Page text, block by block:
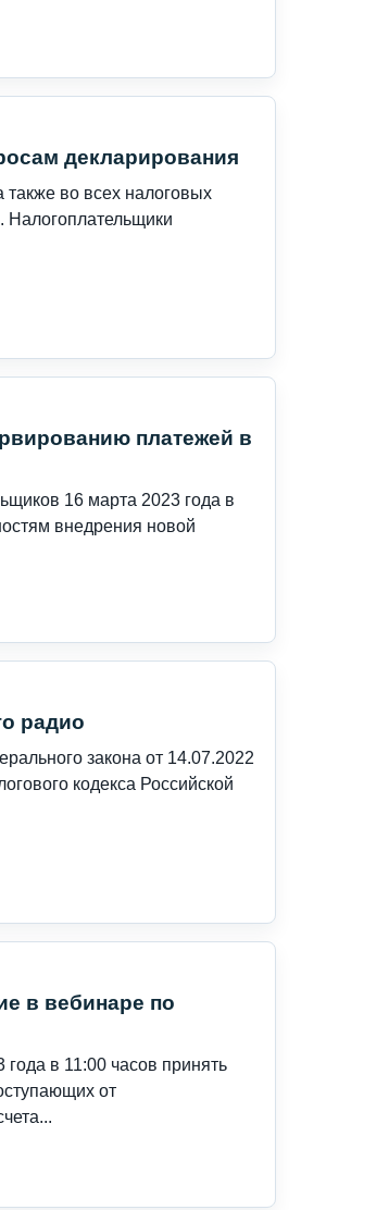
декларирования
во всех налоговых
Налогоплательщики
платежей в
16 марта 2023 года в
внедрения новой
радио
закона от 14.07.2022
кодекса Российской
в вебинаре по
в 11:00 часов принять
от